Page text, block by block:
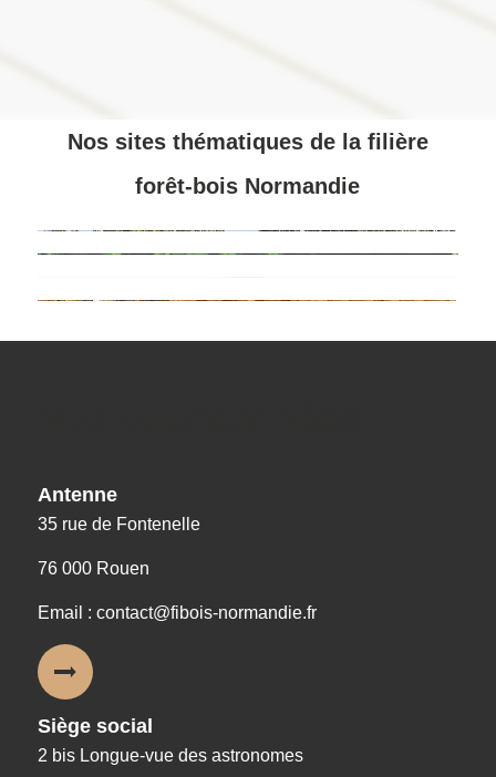
Nos sites thématiques de la filière
forêt-bois Normandie
Antenne
35 rue de Fontenelle
76 000 Rouen
Email : contact@fibois-normandie.fr
Siège social
2 bis Longue-vue des astronomes